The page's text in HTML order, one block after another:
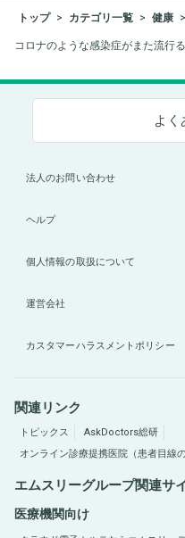
トップ カテゴリ一覧 健康
コロナのような感染症がまた流行
よく
法人のお問い合わせ
ヘルプ
個人情報の取扱について
運営会社
カスタマーハラスメントポリシー
関連リンク
トピックス
AskDoctors総研
オンライン診療提携医院（患者目線
エムスリーグループ関連サ
医療機関向け